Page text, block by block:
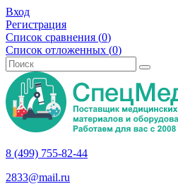
Вход
Регистрация
Список сравнения (0)
Список отложенных (0)
8 (499) 755-82-44
2833@mail.ru